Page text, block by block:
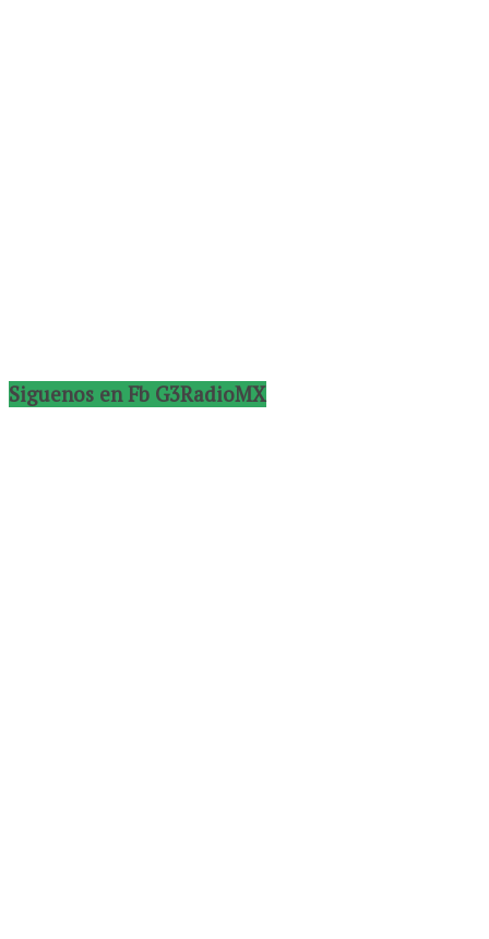
Siguenos en Fb G3RadioMX